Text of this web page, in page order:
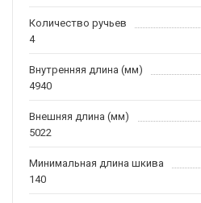
Количество ручьев
4
Внутренняя длина (мм)
4940
Внешняя длина (мм)
5022
Минимальная длина шкива
140